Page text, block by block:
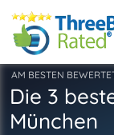
AM BESTEN
Die 3
München